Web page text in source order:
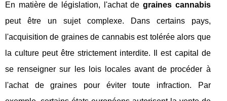
En matière de législation, l'achat de graines cannabis
peut être un sujet complexe. Dans certains pays,
l'acquisition de graines de cannabis est tolérée alors que
la culture peut être strictement interdite. Il est capital de
se renseigner sur les lois locales avant de procéder à
l'achat de graines pour éviter toute infraction. Par